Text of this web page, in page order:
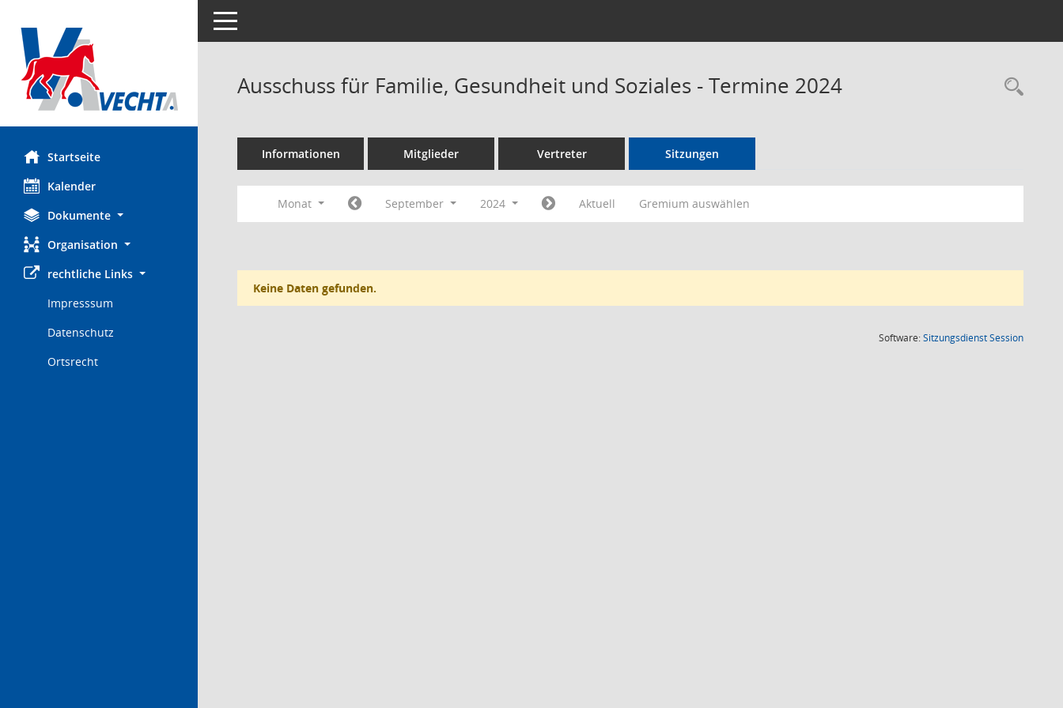
Startseite
Kalender
Dokumente
Organisation
rechtliche Links
Impresssum
Datenschutz
Ortsrecht
Toggle navigation
Ausschuss für Familie, Gesundheit und Soziales - Termine 2024
Informationen Mitglieder Vertreter Sitzungen
Monat September 2024 Aktuell Gremium auswählen
Keine Daten gefunden.
Software:SitzungsdienstSession(Wird in